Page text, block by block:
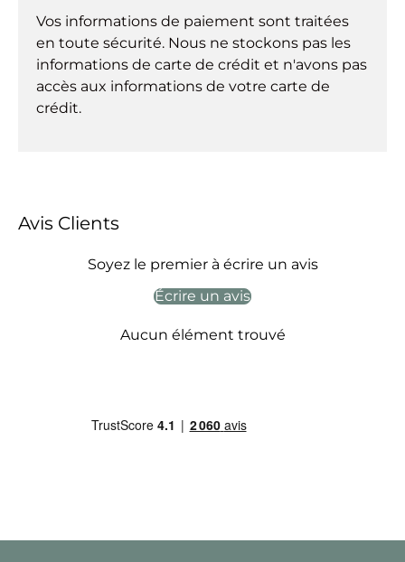
Vos informations de paiement sont traitées
en toute sécurité. Nous ne stockons pas les
informations de carte de crédit et n'avons pas
accès aux informations de votre carte de
crédit.
Avis Clients
Soyez le premier à écrire un avis
Écrire un avis
Aucun élément trouvé